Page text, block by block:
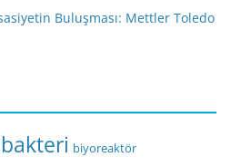
Buluşması: Mettler Toledo
bakteri biyoreaktör